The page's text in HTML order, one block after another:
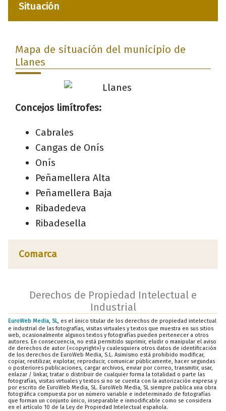
Situación
Mapa de situación del municipio de
Llanes
Concejos limítrofes:
Cabrales
Cangas de Onís
Onís
Peñamellera Alta
Peñamellera Baja
Ribadedeva
Ribadesella
Comarca
Derechos de Propiedad Intelectual e
Industrial
EuroWeb Media, SL, es el único titular de los derechos de propiedad intelectual
e industrial de las fotografías, visitas virtuales y textos que muestra en sus sitios
web, ocasionalmente algunos textos y fotografías pueden pertenecer a otros
autores. En consecuencia, no está permitido suprimir, eludir o manipular el aviso
de derechos de autor («copyright») y cualesquiera otros datos de identificación
de los derechos de EuroWeb Media, S.L. Asimismo está prohibido modificar,
copiar, reutilizar, explotar, reproducir, comunicar públicamente, hacer segundas
o posteriores publicaciones, cargar archivos, enviar por correo, transmitir, usar,
enlazar / linkar, tratar o distribuir de cualquier forma la totalidad o parte las
fotografías, visitas virtuales y textos si no se cuenta con la autorización expresa y
por escrito de EuroWeb Media, SL. EuroWeb Media, SL siempre publica una obra
fotográfica compuesta por un número variable e indeterminado de fotografías
que forman un conjunto único, inseparable e inmodificable como se considera
en el artículo 10 de la Ley de Propiedad Intelectual española.